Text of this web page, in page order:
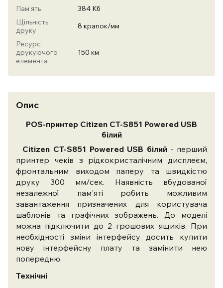
Пам'ять
384 Кб
Щільність
друку
8 крапок/мм
Ресурс
друкуючого
елемента
150 км
Опис
POS-принтер Citizen CT-S851 Powered USB
білий
Citizen CT-S851 Powered USB білий- перший
принтер чеків з рідкокристалічним дисплеєм,
фронтальним виходом паперу та швидкістю
друку 300 мм/сек. Наявність вбудованої
незалежної пам'яті робить можливим
завантаження призначених для користувача
шаблонів та графічних зображень. До моделі
можна підключити до 2 грошових ящиків. При
необхідності зміни інтерфейсу досить купити
нову інтерфейсну плату та замінити нею
попередню.
Технічні